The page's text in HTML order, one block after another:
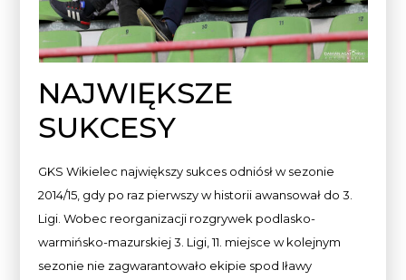
NAJWIĘKSZE
SUKCESY
GKS Wikielec największy sukces odniósł w sezonie
2014/15, gdy po raz pierwszy w historii awansował do 3.
Ligi. Wobec reorganizacji rozgrywek podlasko-
warmińsko-mazurskiej 3. Ligi, 11. miejsce w kolejnym
sezonie nie zagwarantowało ekipie spod Iławy